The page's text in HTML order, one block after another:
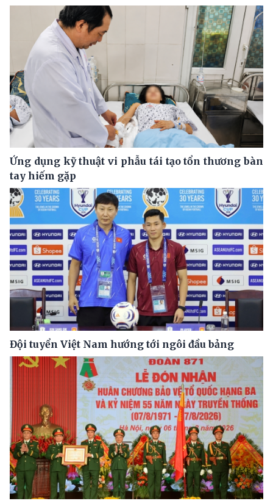
Ứng dụng kỹ thuật vi phẫu tái tạo tổn thương bàn
tay hiếm gặp
Đội tuyển Việt Nam hướng tới ngôi đầu bảng